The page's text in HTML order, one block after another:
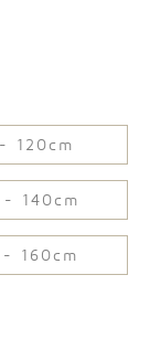
120cm
- 140cm
- 160cm